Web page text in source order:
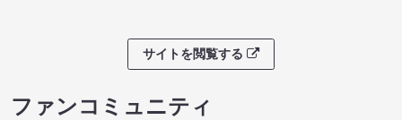
サイトを閲覧する
ファンコミュニティ